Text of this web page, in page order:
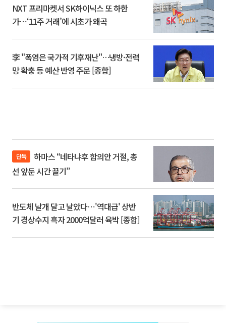
NXT 프리마켓서 SK하이닉스 또 하한
가⋯‘11주 거래’에 시초가 왜곡
李 "폭염은 국가적 기후재난"…냉방·전력
망 확충 등 예산 반영 주문 [종합]
단독
선 앞둔 시간 끌기”
반도체 날개 달고 날았다⋯'역대급' 상반
기 경상수지 흑자 2000억달러 육박 [종합]